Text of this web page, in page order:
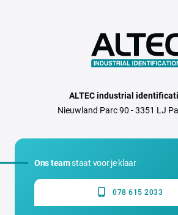
ALTEC industrial
Nieuwland Parc 90 - 3351 LJ
Ons teamstaat voor je klaar
078 615 2033